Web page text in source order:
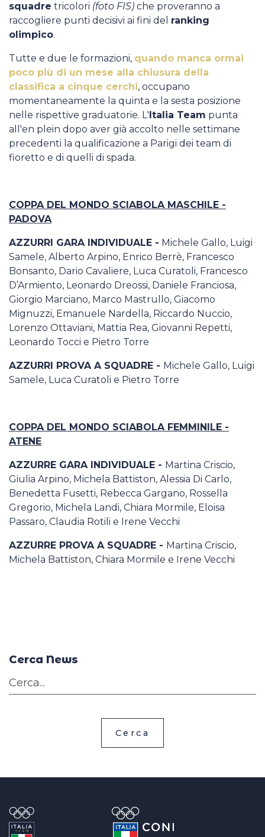
squadre tricolori (foto FIS) che proveranno a
raccogliere punti decisivi ai fini del ranking
olimpico.
Tutte e due le formazioni, quando manca ormai
poco più di un mese alla chiusura della
classifica a cinque cerchi, occupano
momentaneamente la quinta e la sesta posizione
nelle rispettive graduatorie. L'Italia Team punta
all'en plein dopo aver già accolto nelle settimane
precedenti la qualificazione a Parigi dei team di
fioretto e di quelli di spada.
COPPA DEL MONDO SCIABOLA MASCHILE -
PADOVA
AZZURRI GARA INDIVIDUALE - Michele Gallo, Luigi
Samele, Alberto Arpino, Enrico Berrè, Francesco
Bonsanto, Dario Cavaliere, Luca Curatoli, Francesco
D’Armiento, Leonardo Dreossi, Daniele Franciosa,
Giorgio Marciano, Marco Mastrullo, Giacomo
Mignuzzi, Emanuele Nardella, Riccardo Nuccio,
Lorenzo Ottaviani, Mattia Rea, Giovanni Repetti,
Leonardo Tocci e Pietro Torre
AZZURRI PROVA A SQUADRE - Michele Gallo, Luigi
Samele, Luca Curatoli e Pietro Torre
COPPA DEL MONDO SCIABOLA FEMMINILE -
ATENE
AZZURRE GARA INDIVIDUALE - Martina Criscio,
Giulia Arpino, Michela Battiston, Alessia Di Carlo,
Benedetta Fusetti, Rebecca Gargano, Rossella
Gregorio, Michela Landi, Chiara Mormile, Eloisa
Passaro, Claudia Rotili e Irene Vecchi
AZZURRE PROVA A SQUADRE - Martina Criscio,
Michela Battiston, Chiara Mormile e Irene Vecchi
Cerca News
Cerca